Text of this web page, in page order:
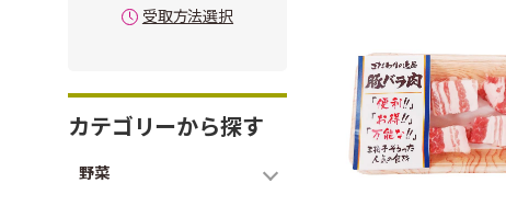
受取方法選択
カテゴリーから探す
野菜